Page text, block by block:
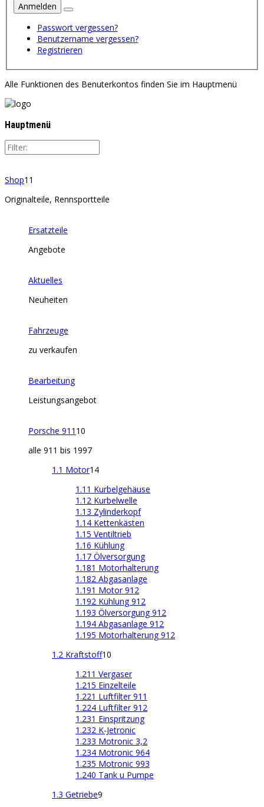
Anmelden
Passwort vergessen?
Benutzername vergessen?
Registrieren
Alle Funktionen des Benuterkontos finden Sie im Hauptmenü
Hauptmenü
Shop11
Originalteile, Rennsportteile
Ersatzteile
Angebote
Aktuelles
Neuheiten
Fahrzeuge
zu verkaufen
Bearbeitung
Leistungsangebot
Porsche 911 10
alle 911 bis 1997
1.1 Motor14
1.11 Kurbelgehäuse
1.12 Kurbelwelle
1.13 Zylinderkopf
1.14 Kettenkästen
1.15 Ventiltrieb
1.16 Kühlung
1.17 Ölversorgung
1.181 Motorhalterung
1.182 Abgasanlage
1.191 Motor 912
1.192 Kühlung 912
1.193 Ölversorgung 912
1.194 Abgasanlage 912
1.195 Motorhalterung 912
1.2 Kraftstoff10
1.211 Vergaser
1.215 Einzelteile
1.221 Luftfilter 911
1.224 Luftfilter 912
1.231 Einspritzung
1.232 K-Jetronic
1.233 Motronic 3,2
1.234 Motronic 964
1.235 Motronic 993
1.240 Tank u Pumpe
1.3 Getriebe9